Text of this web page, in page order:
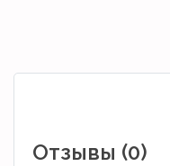
Отзывы (0)